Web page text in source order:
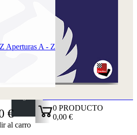
Aperturas A - Z
0 PRODUCTO
0,00 €
€
al carro